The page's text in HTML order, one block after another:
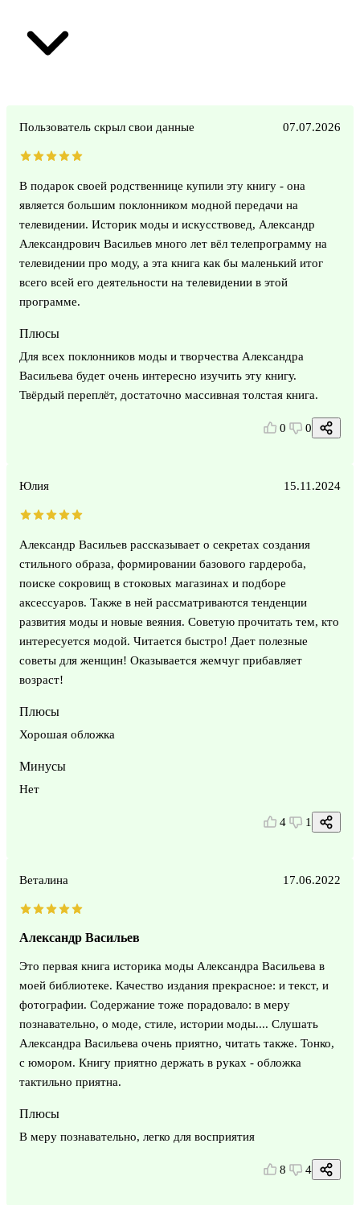
Пользователь скрыл свои данные 07.07.2026
В подарок своей родственнице купили эту книгу - она
является большим поклонником модной передачи на
телевидении. Историк моды и искусствовед, Александр
Александрович Васильев много лет вёл телепрограмму на
телевидении про моду, а эта книга как бы маленький итог
всего всей его деятельности на телевидении в этой
программе.
Плюсы
Для всех поклонников моды и творчества Александра
Васильева будет очень интересно изучить эту книгу.
Твёрдый переплёт, достаточно массивная толстая книга.
0 0
Юлия 15.11.2024
Александр Васильев рассказывает о секретах создания
стильного образа, формировании базового гардероба,
поиске сокровищ в стоковых магазинах и подборе
аксессуаров. Также в ней рассматриваются тенденции
развития моды и новые веяния. Советую прочитать тем, кто
интересуется модой. Читается быстро! Дает полезные
советы для женщин! Оказывается жемчуг прибавляет
возраст!
Плюсы
Хорошая обложка
Минусы
Нет
4 1
Веталина 17.06.2022
Александр Васильев
Это первая книга историка моды Александра Васильева в
моей библиотеке. Качество издания прекрасное: и текст, и
фотографии. Содержание тоже порадовало: в меру
познавательно, о моде, стиле, истории моды.... Слушать
Александра Васильева очень приятно, читать также. Тонко,
с юмором. Книгу приятно держать в руках - обложка
тактильно приятна.
Плюсы
В меру познавательно, легко для восприятия
8 4